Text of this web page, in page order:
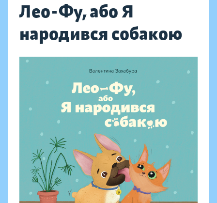
Лео-Фу, або Я
народився собакою